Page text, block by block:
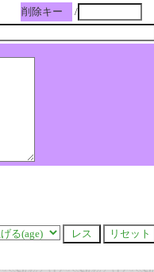
削除キー
/